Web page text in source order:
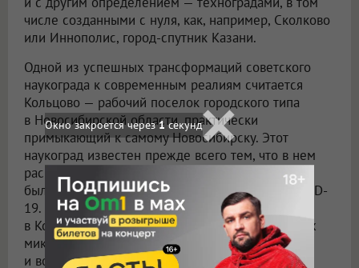
числе созданными с нуля, как, например, Сколково
или Иннополис, город-спутник Казани.
Одной из успешных трансформаций советского
наукограда к современным реалиям считается
Кольцово — рабочий поселок городского типа
в Новосибирской области, практически
примыкающий к самому Новосибирску. Этот
наукоград известен прежде всего тем, что в нем
расположен научный центр «Вектор», в котором
были разработаны вакцины от гепатита А и COVID-
19. Помимо научно-производственной зоны,
в Кольцово есть уже знакомая система развитых
микрорайонов, которые чередуются с парками
и водоемами.